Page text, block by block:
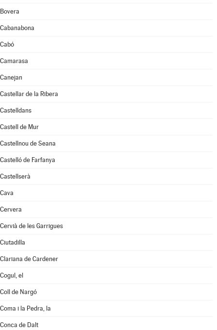
Bovera
Cabanabona
Cabó
Camarasa
Canejan
Castellar de la Ribera
Castelldans
Castell de Mur
Castellnou de Seana
Castelló de Farfanya
Castellserà
Cava
Cervera
Cervià de les Garrigues
Ciutadilla
Clariana de Cardener
Cogul, el
Coll de Nargó
Coma i la Pedra, la
Conca de Dalt